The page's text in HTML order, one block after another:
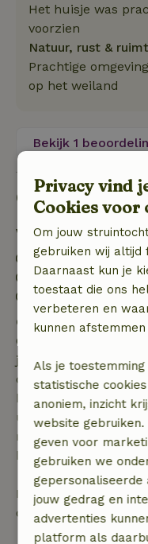
Het huisje was
voorzien
Natuur, rust &
Prachtige
op het weiland
Bekijk 1
Goed om te
Verblijfdetails
Inchecken: 15:00-
Uitchecken: 08:30-
Contactloos
Gratis annuleren
Gratis annuleren
je boeking, bij een
dagen voor aanvang.
binnen 28 dagen
uur. Bij annulering
recht op volledige
boekingsbedrag.
Daarna krijg je een
de borg terugbetaald:
Privacy vind
Cookies voor
Om jouw
gebruiken wij altijd
Daarnaast kun je
toestaat die ons
verbeteren en
kunnen
Als je
statistische
anoniem, inzicht
website
geven voor
gebruiken we
gepersonaliseerde
jouw gedrag en
advertenties
platform als